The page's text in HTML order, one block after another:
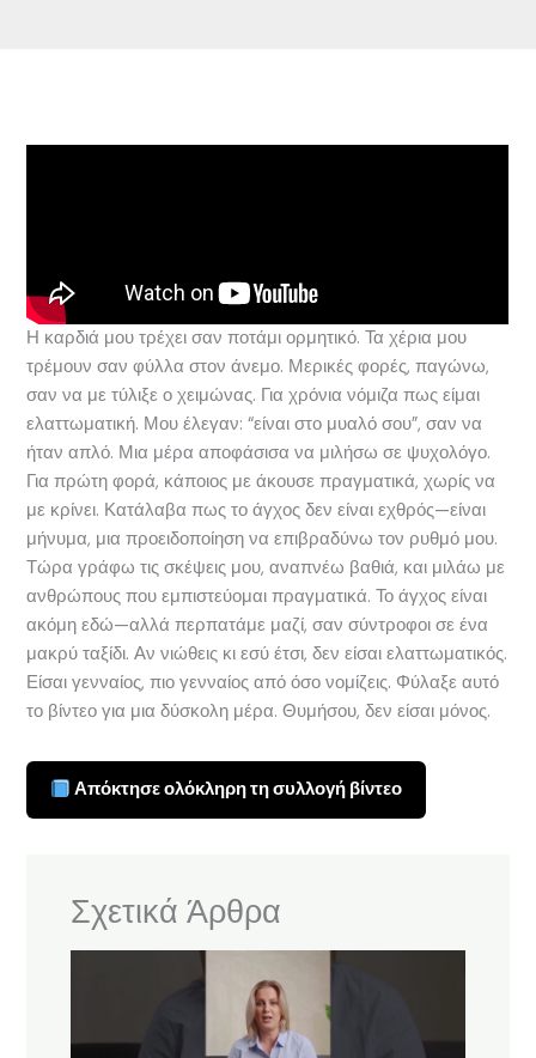
Η καρδιά μου τρέχει σαν ποτάμι ορμητικό. Τα χέρια μου
τρέμουν σαν φύλλα στον άνεμο. Μερικές φορές, παγώνω,
σαν να με τύλιξε ο χειμώνας. Για χρόνια νόμιζα πως είμαι
ελαττωματική. Μου έλεγαν: “είναι στο μυαλό σου”, σαν να
ήταν απλό. Μια μέρα αποφάσισα να μιλήσω σε ψυχολόγο.
Για πρώτη φορά, κάποιος με άκουσε πραγματικά, χωρίς να
με κρίνει. Κατάλαβα πως το άγχος δεν είναι εχθρός—είναι
μήνυμα, μια προειδοποίηση να επιβραδύνω τον ρυθμό μου.
Τώρα γράφω τις σκέψεις μου, αναπνέω βαθιά, και μιλάω με
ανθρώπους που εμπιστεύομαι πραγματικά. Το άγχος είναι
ακόμη εδώ—αλλά περπατάμε μαζί, σαν σύντροφοι σε ένα
μακρύ ταξίδι. Αν νιώθεις κι εσύ έτσι, δεν είσαι ελαττωματικός.
Είσαι γενναίος, πιο γενναίος από όσο νομίζεις. Φύλαξε αυτό
το βίντεο για μια δύσκολη μέρα. Θυμήσου, δεν είσαι μόνος.
Απόκτησε ολόκληρη τη συλλογή βίντεο
Σχετικά Άρθρα